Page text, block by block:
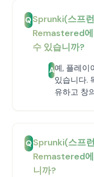
QSprunki(스프
Remastered
수 있습니까?
A예, 플레이
있습니다.
유하고 창
QSprunki(스프
Remastered
니까?